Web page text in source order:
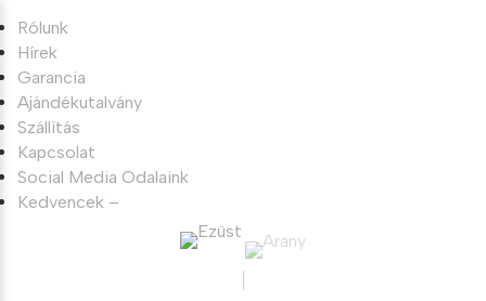
Rólunk
Hírek
Garancia
Ajándékutalvány
Szállítás
Kapcsolat
Social Media Odalaink
Kedvencek –